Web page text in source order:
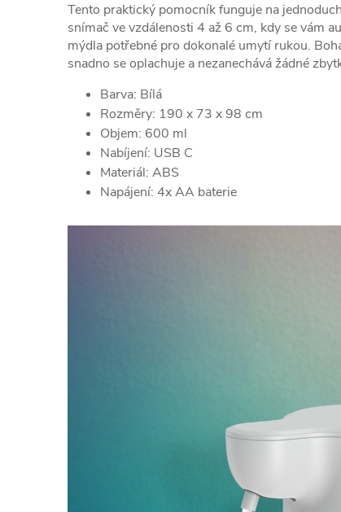
Tento praktický pomocník funguje na
snímač ve vzdálenosti 4 až 6 cm, kdy se vám
mýdla potřebné pro dokonalé umytí rukou.
snadno se oplachuje a nezanechává žádné
Barva: Bílá
Rozměry: 190 x 73 x 98 cm
Objem: 600 ml
Nabíjení: USB C
Materiál: ABS
Napájení: 4x AA baterie